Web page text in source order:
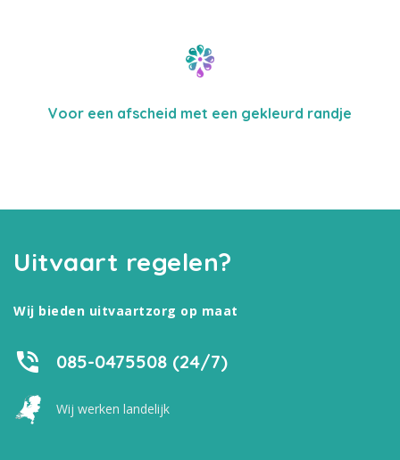
Voor een afscheid met een gekleurd randje
Uitvaart regelen?
Wij bieden uitvaartzorg op maat
085-0475508 (24/7)
Wij werken landelijk